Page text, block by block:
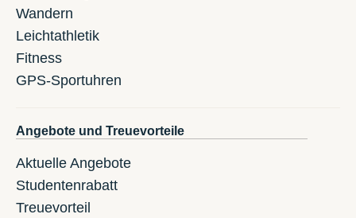
Wandern
Leichtathletik
Fitness
GPS-Sportuhren
Angebote und Treuevorteile
Aktuelle Angebote
Studentenrabatt
Treuevorteil